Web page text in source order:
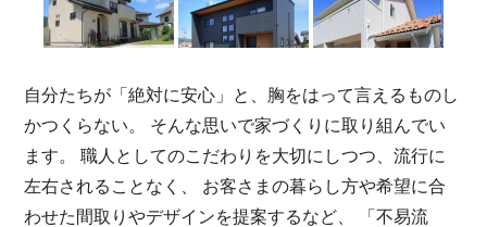
自分たちが「絶対に安心」と、胸をはって言えるものし
かつくらない。 そんな思いで家づくりに取り組んでい
ます。 職人としてのこだわりを大切にしつつ、流行に
左右されることなく、 お客さまの暮らし方や希望に合
わせた間取りやデザインを提案するなど、 「不易流